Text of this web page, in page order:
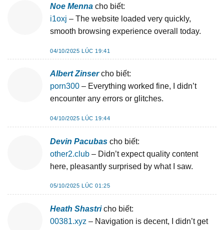
Noe Menna cho biết:
i1oxj – The website loaded very quickly,
smooth browsing experience overall today.
04/10/2025 LÚC 19:41
Albert Zinser cho biết:
porn300 – Everything worked fine, I didn’t
encounter any errors or glitches.
04/10/2025 LÚC 19:44
Devin Pacubas cho biết:
other2.club – Didn’t expect quality content
here, pleasantly surprised by what I saw.
05/10/2025 LÚC 01:25
Heath Shastri cho biết:
00381.xyz – Navigation is decent, I didn’t get